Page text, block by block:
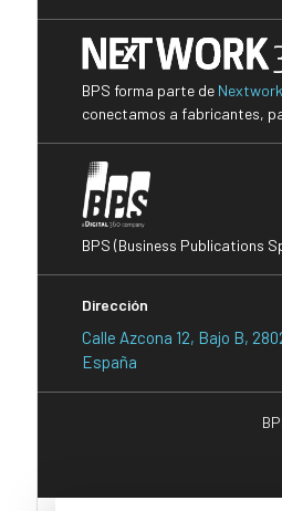
BPS forma parte de
conectamos a fabricantes,
BPS (Business Publications
Dirección
Calle Azcona 12, Bajo B,
España